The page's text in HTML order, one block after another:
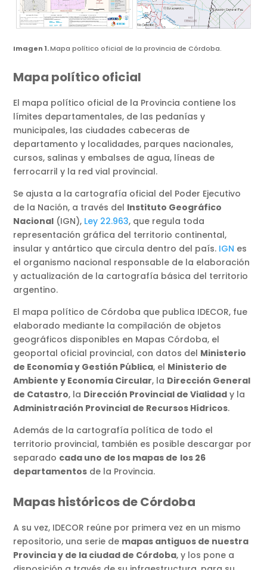
Imagen 1.Mapa político oficial de la provincia de Córdoba.
Mapa político oficial
El mapa político oficial de la Provincia contiene los
límites departamentales, de las pedanías y
municipales, las ciudades cabeceras de
departamento y localidades, parques nacionales,
cursos, salinas y embalses de agua, líneas de
ferrocarril y la red vial provincial.
Se ajusta a la cartografía oficial del Poder Ejecutivo
de la Nación, a través del Instituto Geográfico
Nacional (IGN), Ley 22.963, que regula toda
representación gráfica del territorio continental,
insular y antártico que circula dentro del país. IGN es
el organismo nacional responsable de la elaboración
y actualización de la cartografía básica del territorio
argentino.
El mapa político de Córdoba que publica IDECOR, fue
elaborado mediante la compilación de objetos
geográficos disponibles en Mapas Córdoba, el
geoportal oficial provincial, con datos del Ministerio
de Economía y Gestión Pública, el Ministerio de
Ambiente y Economía Circular, la Dirección General
de Catastro, la Dirección Provincial de Vialidad y la
Administración Provincial de Recursos Hídricos.
Además de la cartografía política de todo el
territorio provincial, también es posible descargar por
separado cada uno de los mapas de los 26
departamentos de la Provincia.
Mapas históricos de Córdoba
A su vez, IDECOR reúne por primera vez en un mismo
repositorio, una serie de mapas antiguos de nuestra
Provincia y de la ciudad de Córdoba, y los pone a